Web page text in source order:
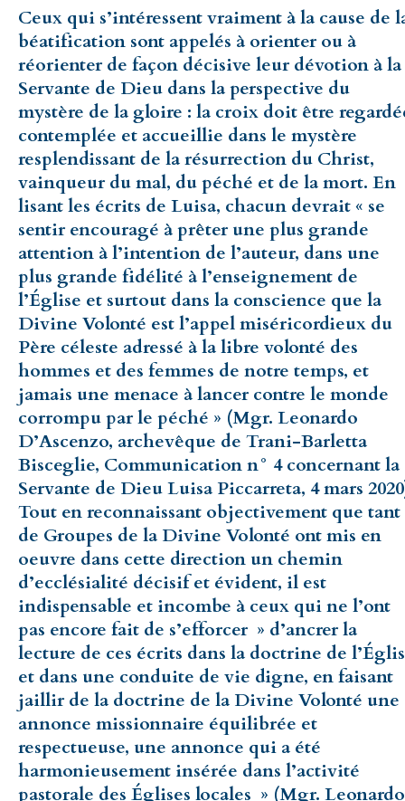
Ceux qui s’intéressent vraiment à la cause de
béatification sont appelés à orienter ou à
réorienter de façon décisive leur dévotion à la
Servante de Dieu dans la perspective du
mystère de la gloire : la croix doit être
contemplée et accueillie dans le mystère
resplendissant de la résurrection du Christ,
vainqueur du mal, du péché et de la mort. En
lisant les écrits de Luisa, chacun devrait « se
sentir encouragé à prêter une plus grande
attention à l’intention de l’auteur, dans une
plus grande fidélité à l’enseignement de
l’Église et surtout dans la conscience que la
Divine Volonté est l’appel miséricordieux du
Père céleste adressé à la libre volonté des
hommes et des femmes de notre temps, et
jamais une menace à lancer contre le monde
corrompu par le péché » (Mgr. Leonardo
D’Ascenzo, archevêque de Trani-Barletta
Bisceglie, Communication n° 4 concernant la
Servante de Dieu Luisa Piccarreta, 4 mars
Tout en reconnaissant objectivement que tant
de Groupes de la Divine Volonté ont mis en
oeuvre dans cette direction un chemin
d’ecclésialité décisif et évident, il est
indispensable et incombe à ceux qui ne l’ont
pas encore fait de s’efforcer » d’ancrer la
lecture de ces écrits dans la doctrine de
et dans une conduite de vie digne, en faisant
jaillir de la doctrine de la Divine Volonté une
annonce missionnaire équilibrée et
respectueuse, une annonce qui a été
harmonieusement insérée dans l’activité
pastorale des Églises locales » (Mgr. Leonardo